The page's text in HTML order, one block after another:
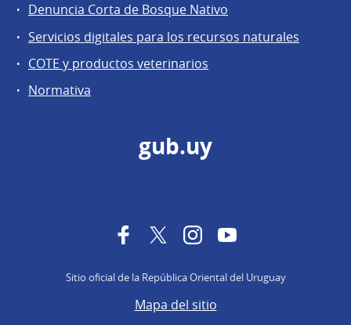
Denuncia Corta de Bosque Nativo
Servicios digitales para los recursos naturales
COTE y productos veterinarios
Normativa
gub.uy
FacebookTwitterInstagramYouTube
Sitio oficial de la República Oriental del Uruguay
Mapa del sitio